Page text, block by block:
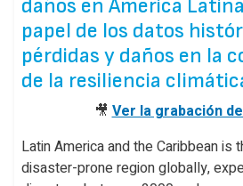
daños en América
papel de los datos
pérdidas y daños en la
de la resiliencia
🎥Ver la grabación
Latin America and the Caribbean is
disaster-prone region globally,